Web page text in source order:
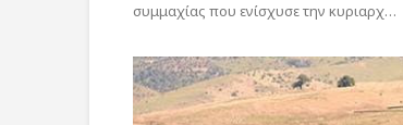
συμμαχίας που ενίσχυσε την κυριαρχ…